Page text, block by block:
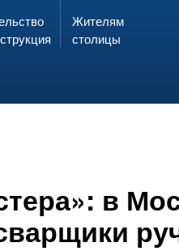
Жителям
столицы
в